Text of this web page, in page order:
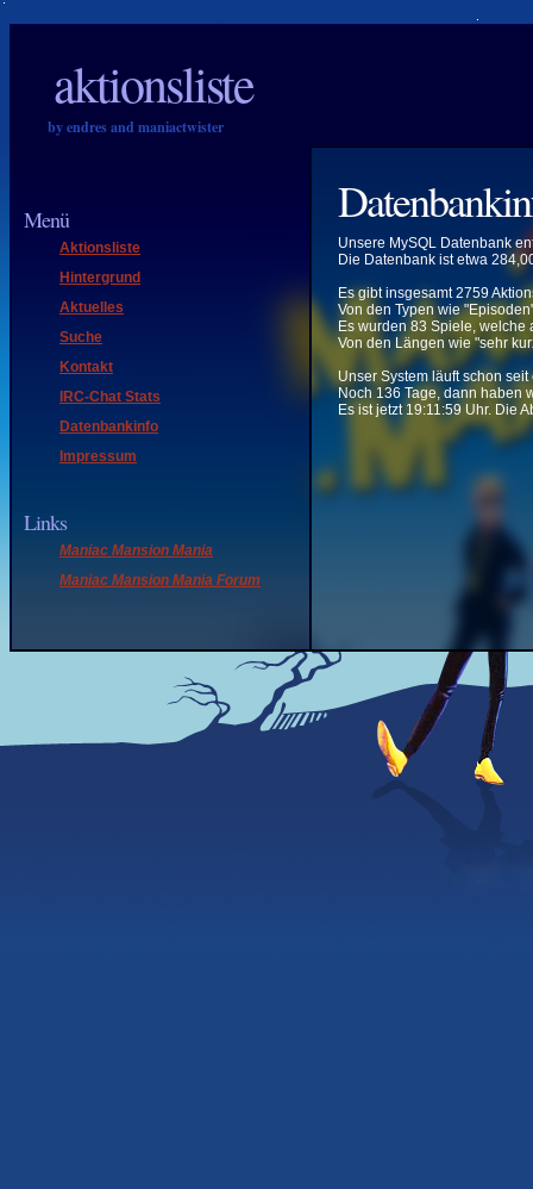
aktionsliste
by endres and maniactwister
Menü
Aktionsliste
Hintergrund
Aktuelles
Suche
Kontakt
IRC-Chat Stats
Datenbankinfo
Impressum
Links
Maniac Mansion Mania
Maniac Mansion Mania Forum
Unsere MySQL Datenbank
Die Datenbank ist etwa
Es gibt insgesamt 2759
Von den Typen wie
Es wurden 83 Spiele,
Von den Längen wie "sehr
Unser System läuft schon
Noch 136 Tage, dann haben
Es ist jetzt 19:11:59 Uhr. Die